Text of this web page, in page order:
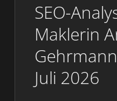
SEO-
Maklerin
Juli 2026